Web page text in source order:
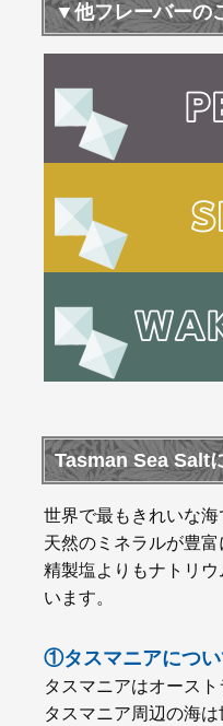
▼他フレーバーの
Tasman Sea Salt
世界で最もきれいな
天然のミネラルが豊富
精製塩よりもナトリ
います。
①タスマニアについ
タスマニアはオース
タスマニア周辺の海